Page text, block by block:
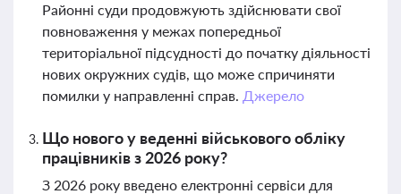
Районні суди продовжують здійснювати свої
повноваження у межах попередньої
територіальної підсудності до початку діяльності
нових окружних судів, що може спричиняти
помилки у направленні справ. Джерело
Що нового у веденні військового обліку
працівників з 2026 року?
З 2026 року введено електронні сервіси для